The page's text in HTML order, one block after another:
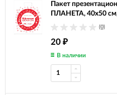
Пакет
ПЛАНЕТА, 40х50
(0)
20 ₽
В наличии